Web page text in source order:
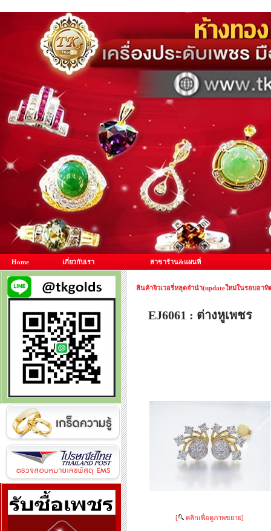
Home เกี่ยวกับเรา สาขาร้าน&แผนที่
สินค้าจิวเวอรี่หลุดจำนำ(updateใหม่ในรอบอาทิ
EJ6061 : ต่างหูเพชร
[ คลิกเพื่อดูภาพขยาย]